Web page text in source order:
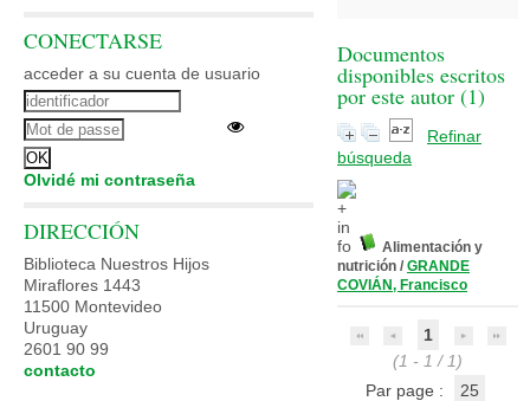
Documentos
disponibles escritos
por este autor (1)
Refinar
búsqueda
Alimentación y
nutrición / GRANDE
COVIÁN, Francisco
1
(1 - 1 / 1)
Par page :
25
CONECTARSE
acceder a su cuenta de usuario
Olvidé mi contraseña
DIRECCIÓN
Biblioteca Nuestros Hijos
Miraflores 1443
11500 Montevideo
Uruguay
2601 90 99
contacto